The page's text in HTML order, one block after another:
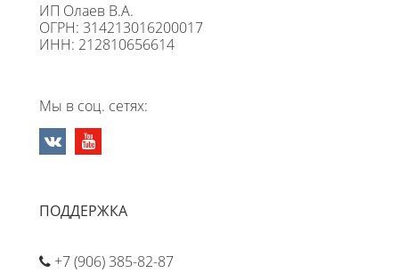
ИП Олаев В.А.
ОГРН: 314213016200017
ИНН: 212810656614
Мы в соц. сетях:
ПОДДЕРЖКА
+7 (906) 385-82-87